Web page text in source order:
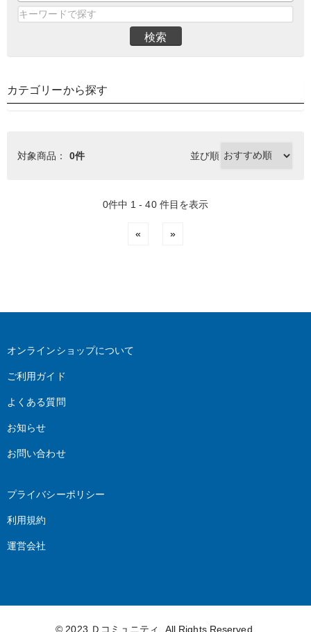
検索
カテゴリーから探す
対象商品： 0件 並び順
0件中 1 - 40 件目を表示
« »
オンラインショップについて
ご利用ガイド
よくある質問
お知らせ
お問い合わせ
プライバシーポリシー
利用規約
運営会社
© 2023 Ｄコミュニティ . All Rights Reserved.